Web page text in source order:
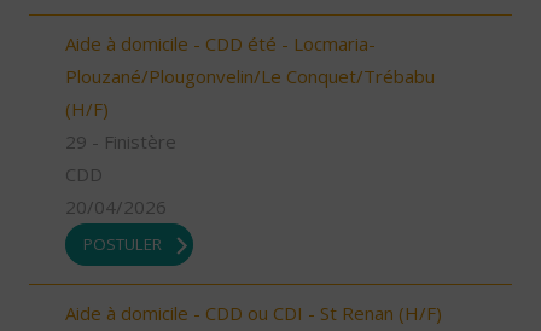
Aide à domicile - CDD été - Locmaria-
Plouzané/Plougonvelin/Le Conquet/Trébabu
(H/F)
29 - Finistère
CDD
20/04/2026
POSTULER
Aide à domicile - CDD ou CDI - St Renan (H/F)